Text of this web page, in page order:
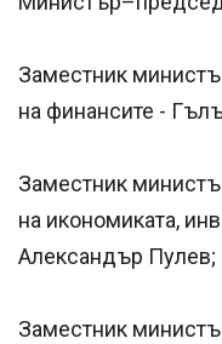
Заместник
на финансите -
Заместник
на икономиката,
Александър Пулев;
Заместник